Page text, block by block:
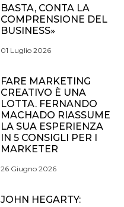
BASTA, CONTA LA
COMPRENSIONE DEL
BUSINESS»
01 Luglio 2026
FARE MARKETING
CREATIVO È UNA
LOTTA. FERNANDO
MACHADO RIASSUME
LA SUA ESPERIENZA
IN 5 CONSIGLI PER I
MARKETER
26 Giugno 2026
JOHN HEGARTY: